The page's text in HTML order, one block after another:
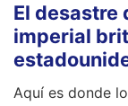
El desastre
imperial
Aquí es donde